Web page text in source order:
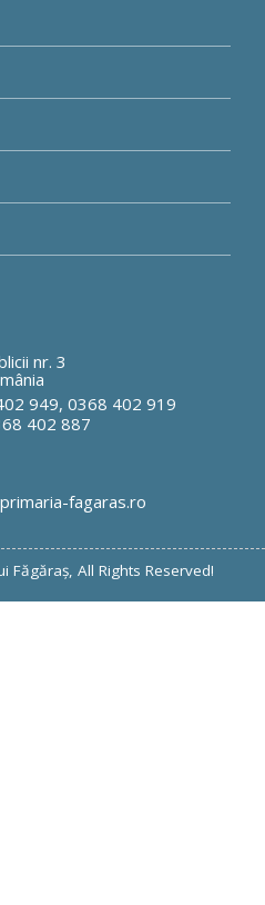
nr. 3
949, 0368 402 919
402 887
fagaras.ro
All Rights Reserved!